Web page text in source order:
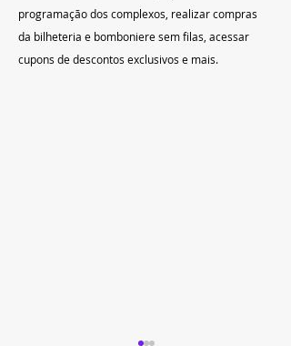
programação dos complexos, realizar compras
da bilheteria e bomboniere sem filas, acessar
cupons de descontos exclusivos e mais.